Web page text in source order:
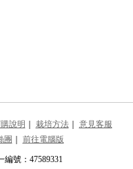
說明 栽培方法｜ 意見客服
團 前往電腦版
號：47589331